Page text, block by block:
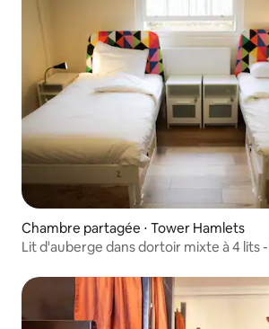
Chambre partagée ⋅ Tower Hamlets
Lit d'auberge dans dortoir mixte à 4 lits -